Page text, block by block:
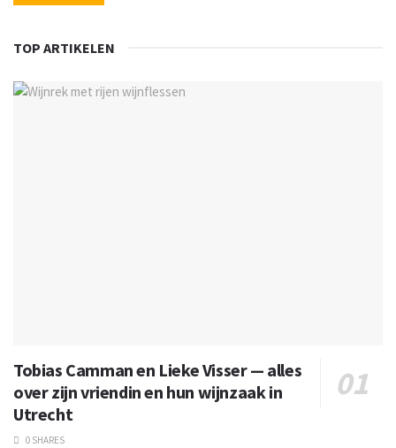
TOP ARTIKELEN
Tobias Camman en Lieke Visser — alles
over zijn vriendin en hun wijnzaak in
Utrecht
0 SHARES